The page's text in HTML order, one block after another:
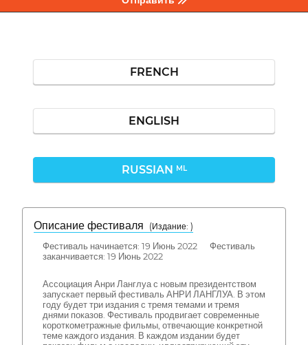
FRENCH
ENGLISH
RUSSIAN ML
Описание фестиваля
( Издание: )
Фестиваль начинается: 19 Июнь 2022 Фестиваль
заканчивается: 19 Июнь 2022
Ассоциация Анри Ланглуа с новым президентством
запускает первый фестиваль АНРИ ЛАНГЛУА. В этом
году будет три издания с тремя темами и тремя
днями показов. Фестиваль продвигает современные
короткометражные фильмы, отвечающие конкретной
теме каждого издания. В каждом издании будет